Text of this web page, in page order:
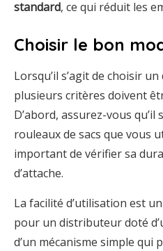
standard, ce qui réduit les
Choisir le bon
Lorsqu’il s’agit de choisir
plusieurs critères doivent
D’abord, assurez-vous
rouleaux de sacs que vous
important de vérifier sa
d’attache.
La facilité d’utilisation est
pour un distributeur doté
d’un mécanisme simple qui